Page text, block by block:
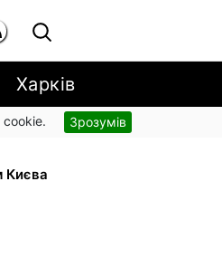
Харків
cookie. Зрозумів
Києва